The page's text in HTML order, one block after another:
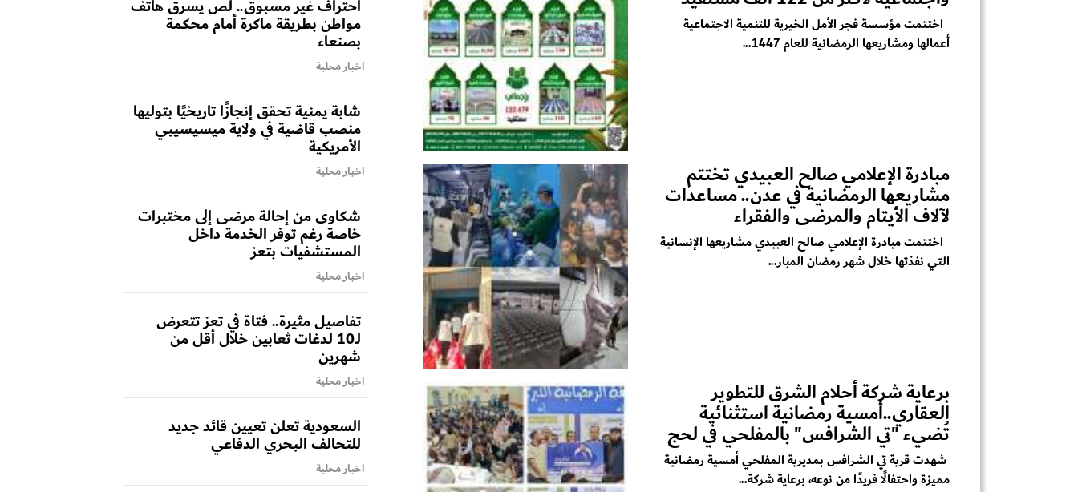
اختتمت مؤسسة فجر الأمل الخيرية للتنمية الاجتماعية
أعمالها ومشاريعها الرمضانية للعام 1447...
مبادرة الإعلامي صالح العبيدي تختتم
مشاريعها الرمضانية في عدن.. مساعدات
لآلاف الأيتام والمرضى والفقراء
اختتمت مبادرة الإعلامي صالح العبيدي مشاريعها الإنسانية
التي نفذتها خلال شهر رمضان المبار...
برعاية شركة أحلام الشرق للتطوير
العقاري..أمسية رمضانية استثنائية
تُضيء "تي الشرافس" بالمفلحي في لحج
شهدت قرية تي الشرافس بمديرية المفلحي أمسية رمضانية
مميزة واحتفالًا فريدًا من نوعه، برعاية شركة...
احتراف غير مسبوق.. لص يسرق هاتف
مواطن بطريقة ماكرة أمام محكمة
بصنعاء
اخبار محلية
شابة يمنية تحقق إنجازًا تاريخيًا بتوليها
منصب قاضية في ولاية ميسيسيبي
الأمريكية
اخبار محلية
شكاوى من إحالة مرضى إلى مختبرات
خاصة رغم توفر الخدمة داخل
المستشفيات بتعز
اخبار محلية
تفاصيل مثيرة.. فتاة في تعز تتعرض
لـ10 لدغات ثعابين خلال أقل من
شهرين
اخبار محلية
السعودية تعلن تعيين قائد جديد
للتحالف البحري الدفاعي
اخبار محلية